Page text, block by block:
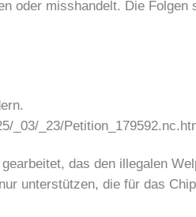
oder misshandelt. Die
_03/_23/
das den illegalen
unterstützen, die für das